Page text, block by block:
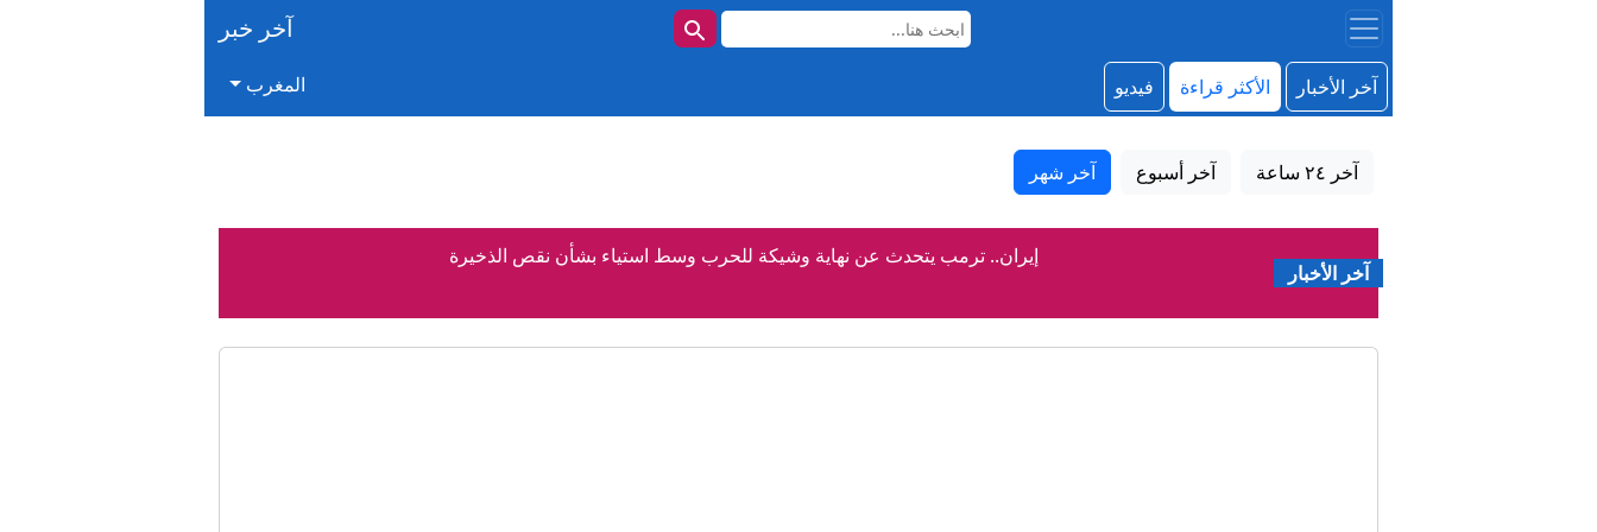
آخر خبر
آخر الأخبار الأكثر قراءة فيديو المغرب
آخر ٢٤ ساعة آخر أسبوع آخر شهر
آخر الأخبار
إيران.. ترمب يتحدث عن نهاية وشيكة للحرب وسط استياء بشأن نقص الذخيرة
بالتزامن مع أزمة سبتة.. خطبة الجمعة تحذر من التشويش على الأمن النفسي والروحي للمغاربة